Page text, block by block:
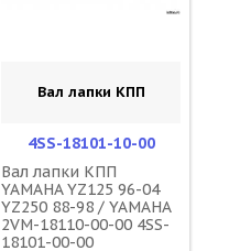
Вал лапки КПП
4SS-18101-10-00
Вал лапки КПП
YAMAHA YZ125 96-04
YZ250 88-98 / YAMAHA
2VM-18110-00-00 4SS-
18101-00-00